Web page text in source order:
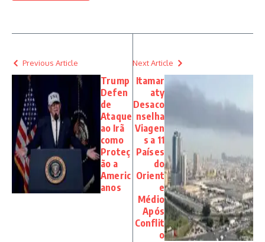
Previous Article
Trump
Defen
de
Ataque
ao Irã
como
Proteç
ão a
Americ
anos
Next Article
Itamar
aty
Desaco
nselha
Viagen
s a 11
Países
do
Orient
e
Médio
Após
Conflit
o